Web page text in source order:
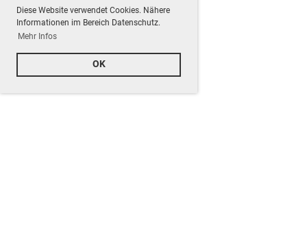
Diese Website verwendet Cookies. Nähere
Informationen im Bereich Datenschutz.
Mehr Infos
OK